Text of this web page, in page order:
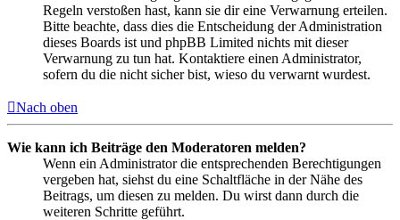
Regeln verstoßen hast, kann sie dir eine Verwarnung erteilen.
Bitte beachte, dass dies die Entscheidung der Administration
dieses Boards ist und phpBB Limited nichts mit dieser
Verwarnung zu tun hat. Kontaktiere einen Administrator,
sofern du die nicht sicher bist, wieso du verwarnt wurdest.
Nach oben
Wie kann ich Beiträge den Moderatoren melden?
Wenn ein Administrator die entsprechenden Berechtigungen
vergeben hat, siehst du eine Schaltfläche in der Nähe des
Beitrags, um diesen zu melden. Du wirst dann durch die
weiteren Schritte geführt.